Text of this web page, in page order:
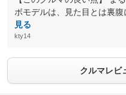
ボモデルは、見た目とは裏
見る
kty14
クルマレビ